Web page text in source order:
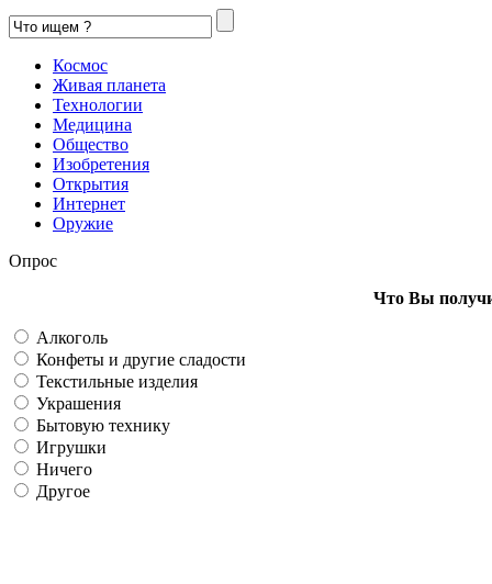
Космос
Живая планета
Технологии
Медицина
Общество
Изобретения
Открытия
Интернет
Оружие
Опрос
Что Вы
Алкоголь
Конфеты и другие сладости
Текстильные изделия
Украшения
Бытовую технику
Игрушки
Ничего
Другое